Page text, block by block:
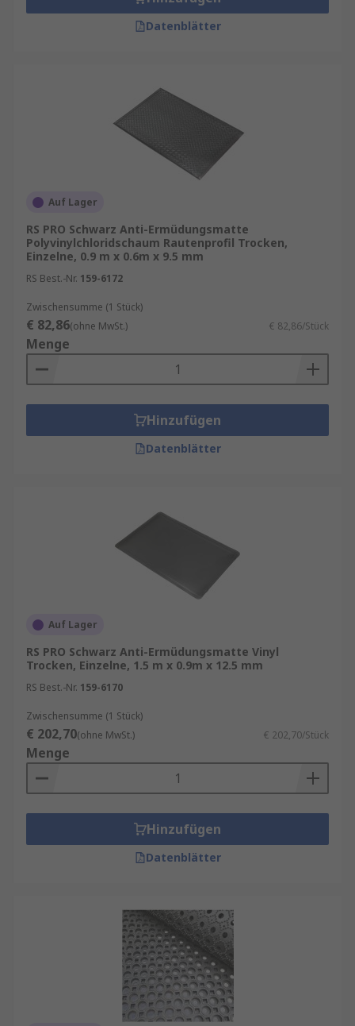
Datenblätter
Auf Lager
RS PRO Schwarz Anti-Ermüdungsmatte
Polyvinylchloridschaum Rautenprofil Trocken,
Einzelne, 0.9 m x 0.6m x 9.5 mm
RS Best.-Nr. 159-6172
Zwischensumme (1 Stück)
€ 82,86(ohne MwSt.) € 82,86/Stück
Menge
Hinzufügen
Datenblätter
Auf Lager
RS PRO Schwarz Anti-Ermüdungsmatte Vinyl
Trocken, Einzelne, 1.5 m x 0.9m x 12.5 mm
RS Best.-Nr. 159-6170
Zwischensumme (1 Stück)
€ 202,70(ohne MwSt.) € 202,70/Stück
Menge
Hinzufügen
Datenblätter